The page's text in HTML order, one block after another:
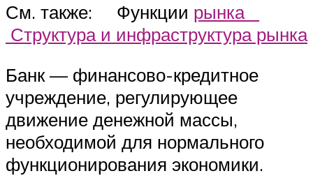
См. также: Функции рынка
Структура и инфраструктура рынка
Банк — финансово-кредитное
учреждение, регулирующее
движение денежной массы,
необходимой для нормального
функционирования экономики.